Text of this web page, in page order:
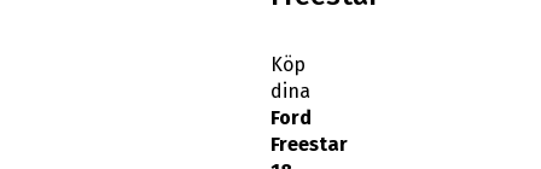
dina
Ford
Freestar
18
tums